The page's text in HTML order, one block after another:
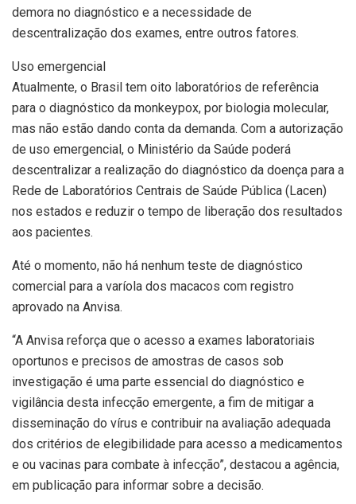
demora no diagnóstico e a necessidade de
descentralização dos exames, entre outros fatores.
Uso emergencial
Atualmente, o Brasil tem oito laboratórios de referência
para o diagnóstico da monkeypox, por biologia molecular,
mas não estão dando conta da demanda. Com a autorização
de uso emergencial, o Ministério da Saúde poderá
descentralizar a realização do diagnóstico da doença para a
Rede de Laboratórios Centrais de Saúde Pública (Lacen)
nos estados e reduzir o tempo de liberação dos resultados
aos pacientes.
Até o momento, não há nenhum teste de diagnóstico
comercial para a varíola dos macacos com registro
aprovado na Anvisa.
“A Anvisa reforça que o acesso a exames laboratoriais
oportunos e precisos de amostras de casos sob
investigação é uma parte essencial do diagnóstico e
vigilância desta infecção emergente, a fim de mitigar a
disseminação do vírus e contribuir na avaliação adequada
dos critérios de elegibilidade para acesso a medicamentos
e ou vacinas para combate à infecção”, destacou a agência,
em publicação para informar sobre a decisão.